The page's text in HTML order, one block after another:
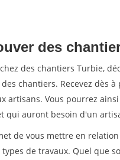
des
des chantiers Turbie,
chantiers. Recevez dès
artisans. Vous pourrez
qui auront besoin d'un
de vous mettre en
de travaux. Quel que